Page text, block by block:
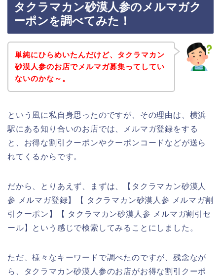
タクラマカン砂漠人参のメルマガク
ーポンを調べてみた！
単純にひらめいたんだけど、タクラマカン
砂漠人参のお店でメルマガ募集ってしてい
ないのかな～。
という風に私自身思ったのですが、その理由は、横浜
駅にある知り合いのお店では、メルマガ登録をする
と、お得な割引クーポンやクーポンコードなどが送ら
れてくるからです。
だから、とりあえず、まずは、【タクラマカン砂漠人
参 メルマガ登録】【 タクラマカン砂漠人参 メルマガ割
引クーポン】【 タクラマカン砂漠人参 メルマガ割引セ
ール】という感じで検索してみることにしました。
ただ、様々なキーワードで調べたのですが、残念なが
ら、タクラマカン砂漠人参のお店がお得な割引クーポ